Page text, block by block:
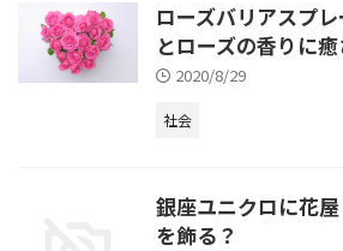
ローズバリアスプ
とローズの香りに癒
2020/8/29
社会
銀座ユニクロに花
を飾る？